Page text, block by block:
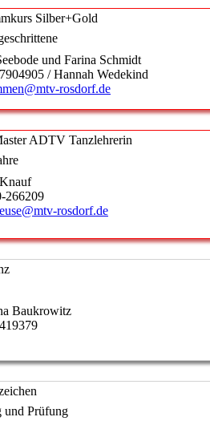
Silber+Gold
und Farina Schmidt
/ Hannah Wedekind
rosdorf.de
ADTV Tanzlehrerin
266209
rosdorf.de
Baukrowitz
und Prüfung